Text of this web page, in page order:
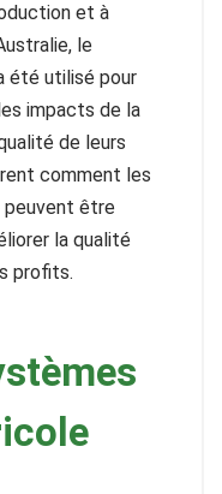
et à
le
été utilisé pour
impacts de la
de leurs
comment les
peuvent être
la qualité
profits.